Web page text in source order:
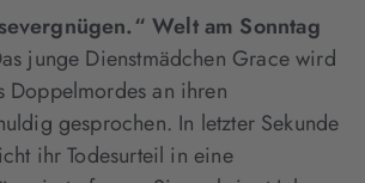
Welt am Sonntag
junge Dienstmädchen Grace wird
Doppelmordes an ihren
gesprochen. In letzter Sekunde
ihr Todesurteil in eine